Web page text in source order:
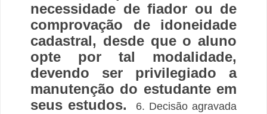
necessidade de fiador ou de
comprovação de idoneidade
cadastral, desde que o aluno
opte por tal modalidade,
devendo ser privilegiado a
manutenção do estudante em
seus estudos.
6. Decisão agravada